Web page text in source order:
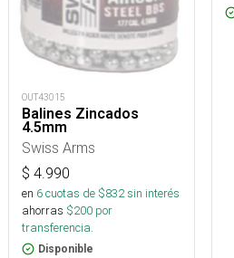
OUT43015
Balines Zincados
4.5mm
Swiss Arms
$ 4.990
en 6cuotas de $832sin interés
ahorras $200 por
transferencia.
Disponible